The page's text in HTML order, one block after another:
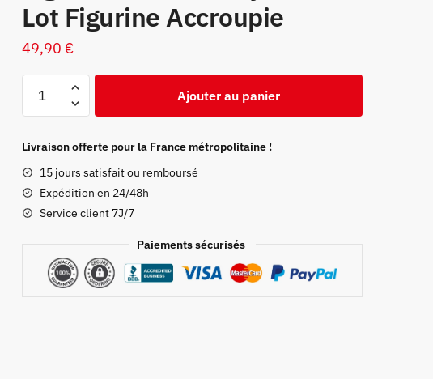
Lot Figurine Accroupie
49,90 €
Demon
Slayer
Lot
Figurine
Ajouter au panier
Livraison offerte pour la France métropolitaine !
15 jours satisfait ou remboursé
Expédition en 24/48h
Service client 7J/7
Paiements sécurisés